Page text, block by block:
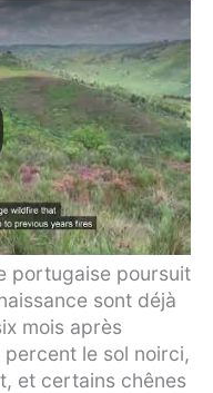
portugaise poursuit
sont déjà
mois après
percent le sol noirci,
et certains chênes